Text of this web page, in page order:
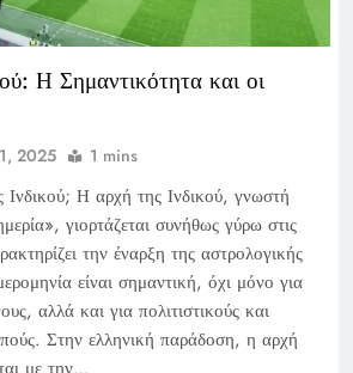
Η Σημαντικότητα και οι
2025 1 mins
Ινδικού; Η αρχή της Ινδικού, γνωστή
γιορτάζεται συνήθως γύρω στις
την έναρξη της αστρολογικής
είναι σημαντική, όχι μόνο για
αλλά και για πολιτιστικούς και
Στην ελληνική παράδοση, η αρχή